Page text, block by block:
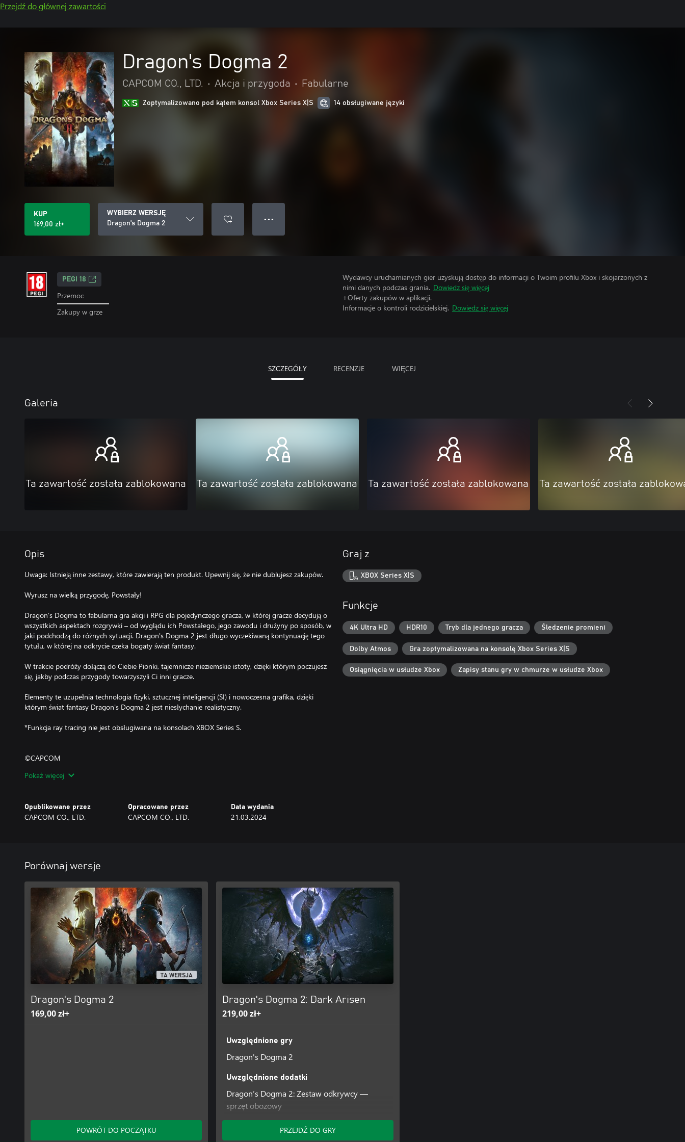
Przejdź do głównej zawartości
Dragon's Dogma 2
CAPCOM CO., LTD. • Akcja i przygoda • Fabularne
Zoptymalizowano pod kątem konsol Xbox Series X|S 14 obsługiwane języki
KUP
169,00 zł+
WYBIERZ WERSJĘ
Dragon's Dogma 2
● ● ●
PEGI 18
Przemoc
Zakupy w grze
Wydawcy uruchamianych gier uzyskują dostęp do informacji o Twoim profilu Xbox i skojarzonych z
nimi danych podczas grania. Dowiedz się więcej
+Oferty zakupów w aplikacji.
Informacje o kontroli rodzicielskiej. Dowiedz się więcej
SZCZEGÓŁY RECENZJE WIĘCEJ
Galeria
Ta zawartość została zablokowana Ta zawartość została zablokowana Ta zawartość została zablokowana Ta zawartość została
Opis
Uwaga: Istnieją inne zestawy, które zawierają ten produkt. Upewnij się, że nie dublujesz zakupów.
Wyrusz na wielką przygodę, Powstały!
Dragon’s Dogma to fabularna gra akcji i RPG dla pojedynczego gracza, w której gracze decydują o
wszystkich aspektach rozgrywki – od wyglądu ich Powstałego, jego zawodu i drużyny po sposób, w
jaki podchodzą do różnych sytuacji. Dragon's Dogma 2 jest długo wyczekiwaną kontynuację tego
tytułu, w której na odkrycie czeka bogaty świat fantasy.
W trakcie podróży dołączą do Ciebie Pionki, tajemnicze nieziemskie istoty, dzięki którym poczujesz
się, jakby podczas przygody towarzyszyli Ci inni gracze.
Elementy te uzupełnia technologia fizyki, sztucznej inteligencji (SI) i nowoczesna grafika, dzięki
którym świat fantasy Dragon's Dogma 2 jest niesłychanie realistyczny.
*Funkcja ray tracing nie jest obsługiwana na konsolach XBOX Series S.
©CAPCOM
subsidiaries in the U.S. and/or other countries.
Pokaż więcej
Opublikowane przez
CAPCOM CO., LTD.
Opracowane przez
CAPCOM CO., LTD.
Data wydania
21.03.2024
Graj z
XBOX Series X|S
Funkcje
4K Ultra HD HDR10 Tryb dla jednego gracza Śledzenie promieni
Dolby Atmos Gra zoptymalizowana na konsolę Xbox Series X|S
Osiągnięcia w usłudze Xbox Zapisy stanu gry w chmurze w usłudze Xbox
Porównaj wersje
TA WERSJA
Dragon's Dogma 2
169,00 zł+
POWRÓT DO POCZĄTKU
Dragon's Dogma 2: Dark Arisen
219,00 zł+
Uwzględnione gry
Dragon's Dogma 2
Uwzględnione dodatki
Dragon’s Dogma 2: Zestaw odkrywcy —
sprzęt obozowy
Dragon’s Dogma 2: Kolekcja muzyki i
dźwięków Dragon’s Dogma —
PRZEJDŹ DO GRY